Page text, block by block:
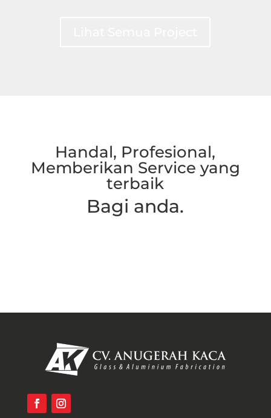
Handal, Profesional,
Memberikan Service yang
terbaik
Bagi anda.